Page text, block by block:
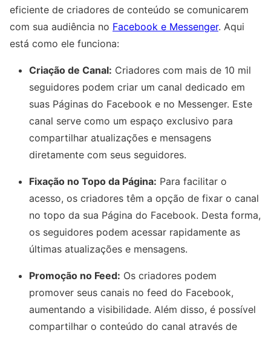
eficiente de criadores de conteúdo se comunicarem
com sua audiência no Facebook e Messenger. Aqui
está como ele funciona:
Criação de Canal: Criadores com mais de 10 mil
seguidores podem criar um canal dedicado em
suas Páginas do Facebook e no Messenger. Este
canal serve como um espaço exclusivo para
compartilhar atualizações e mensagens
diretamente com seus seguidores.
Fixação no Topo da Página: Para facilitar o
acesso, os criadores têm a opção de fixar o canal
no topo da sua Página do Facebook. Desta forma,
os seguidores podem acessar rapidamente as
últimas atualizações e mensagens.
Promoção no Feed: Os criadores podem
promover seus canais no feed do Facebook,
aumentando a visibilidade. Além disso, é possível
compartilhar o conteúdo do canal através de